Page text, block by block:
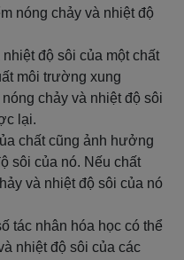
nóng chảy và nhiệt độ
độ sôi của một chất
môi trường xung
chảy và nhiệt độ sôi
lại.
chất cũng ảnh hưởng
sôi của nó. Nếu chất
và nhiệt độ sôi của nó
tác nhân hóa học có thể
nhiệt độ sôi của các